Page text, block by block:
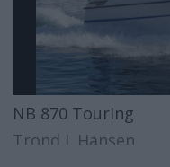
NB 870 Touring
Trond J. Hansen